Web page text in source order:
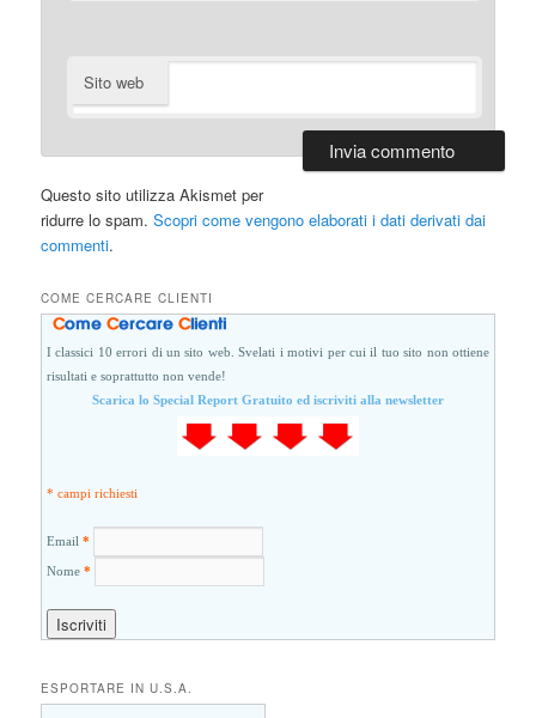
Sito web
Questo sito utilizza Akismet per
ridurre lo spam.Scopri come vengono elaborati i dati derivati dai
commenti.
COME CERCARE CLIENTI
I classici 10 errori di un sito web. Svelati i motivi per cui il tuo sito non ottiene
risultati e soprattutto non vende!
Scarica lo Special Report Gratuito ed iscriviti alla newsletter
* campi richiesti
Email*
Nome*
ESPORTARE IN U.S.A.